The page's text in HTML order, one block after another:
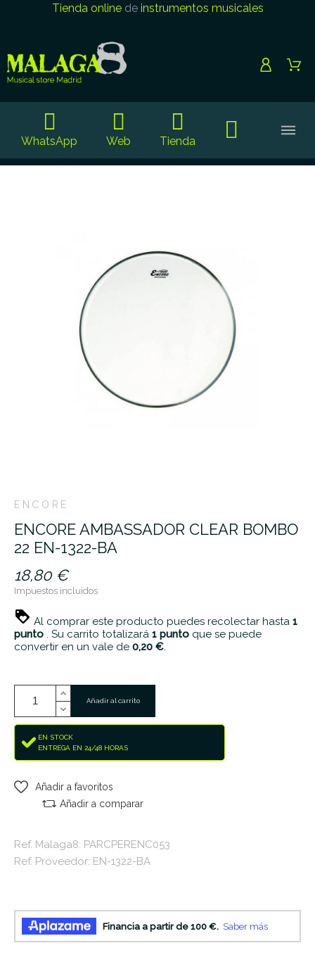
Tienda onlinede instrumentos musicales
WhatsApp Web Tienda
ENCORE
ENCORE AMBASSADOR CLEAR BOMBO
22 EN-1322-BA
18,80 €
Impuestos incluidos
Al comprar este producto puedes recolectar hasta 1
punto . Su carrito totalizará 1 punto que se puede
convertir en un vale de 0,20 €.
Añadir al carrito
EN STOCK
ENTREGA EN 24/48 HORAS
Añadir a favoritos
Añadir a comparar
Ref. Malaga8: PARCPERENC053
Ref. Proveedor: EN-1322-BA